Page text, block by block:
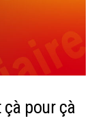
çà pour çà